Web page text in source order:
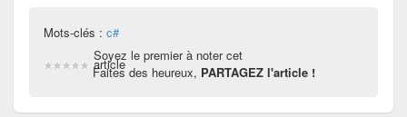
Mots-clés : c#
Soyez le premier à noter cet
article
Faites des heureux, PARTAGEZ l'article !